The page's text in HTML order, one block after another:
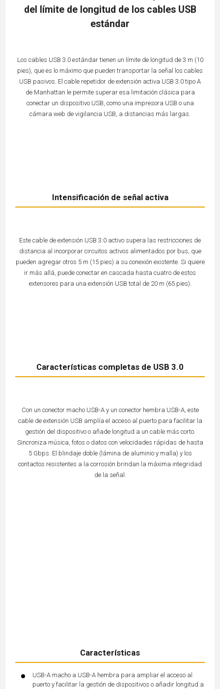
del límite de longitud de los cables USB
estándar
Los cables USB 3.0 estándar tienen un límite de longitud de 3 m (10
pies), que es lo máximo que pueden transportar la señal los cables
USB pasivos. El cable repetidor de extensión activa USB 3.0 tipo A
de Manhattan le permite superar esa limitación clásica para
conectar un dispositivo USB, como una impresora USB o una
cámara web de vigilancia USB, a distancias más largas.
Intensificación de señal activa
Este cable de extensión USB 3.0 activo supera las restricciones de
distancia al incorporar circuitos activos alimentados por bus, que
pueden agregar otros 5 m (15 pies) a su conexión existente. Si quiere
ir más allá, puede conectar en cascada hasta cuatro de estos
extensores para una extensión USB total de 20 m (65 pies).
Características completas de USB 3.0
Con un conector macho USB-A y un conector hembra USB-A, este
cable de extensión USB amplía el acceso al puerto para facilitar la
gestión del dispositivo o añade longitud a un cable más corto.
Sincroniza música, fotos o datos con velocidades rápidas de hasta
5 Gbps. El blindaje doble (lámina de aluminio y malla) y los
contactos resistentes a la corrosión brindan la máxima integridad
de la señal.
Características
USB-A macho a USB-A hembra para ampliar el acceso al
puerto y facilitar la gestión de dispositivos o añadir longitud a